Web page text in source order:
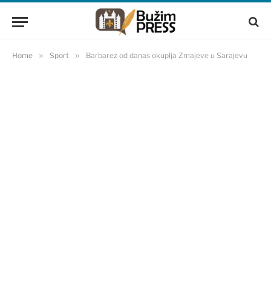
Home » Sport » Barbarez od danas okuplja Zmajeve u Sarajevu